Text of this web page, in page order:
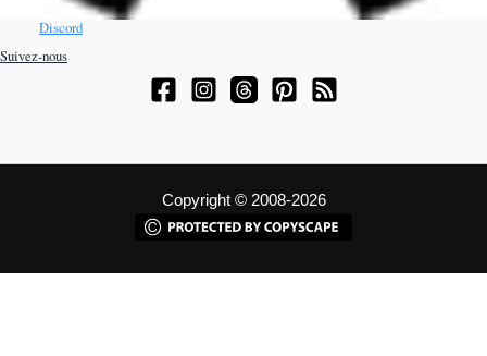
Discord
Suivez-nous
Copyright © 2008-2026